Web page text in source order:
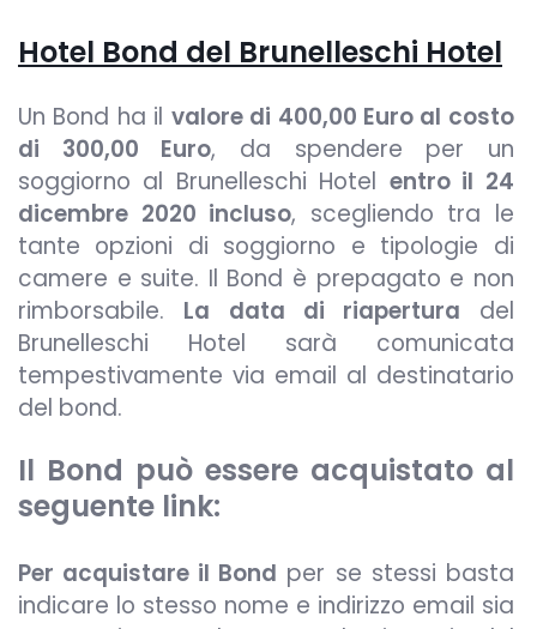
Hotel Bond del Brunelleschi Hotel
Un Bond ha il valore di 400,00 Euro al costo
di 300,00 Euro, da spendere per un
soggiorno al Brunelleschi Hotel entro il 24
dicembre 2020 incluso, scegliendo tra le
tante opzioni di soggiorno e tipologie di
camere e suite. Il Bond è prepagato e non
rimborsabile. La data di riapertura del
Brunelleschi Hotel sarà comunicata
tempestivamente via email al destinatario
del bond.
Il Bond può essere acquistato al
seguente link:
Per acquistare il Bond per se stessi basta
indicare lo stesso nome e indirizzo email sia